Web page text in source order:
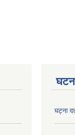
घट्ना